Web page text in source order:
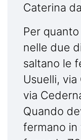
Caterina
Per
nelle due
saltano le
Usuelli,
via
Quando
fermano in